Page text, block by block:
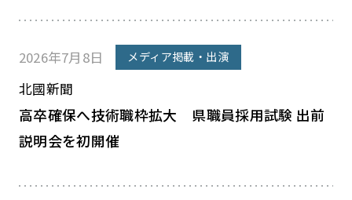
2026年7月8日 メディア掲載・出演
北國新聞
高卒確保へ技術職枠拡大 県職員採用試験 出前
説明会を初開催